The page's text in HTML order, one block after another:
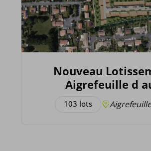
Nouveau
Aigrefeuille d
103 lots